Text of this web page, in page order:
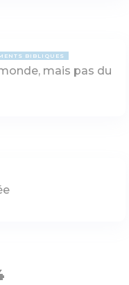
BIBLIQUES
mais pas du